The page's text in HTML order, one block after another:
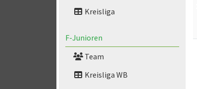
Kreisliga
F-Junioren
Team
Kreisliga WB